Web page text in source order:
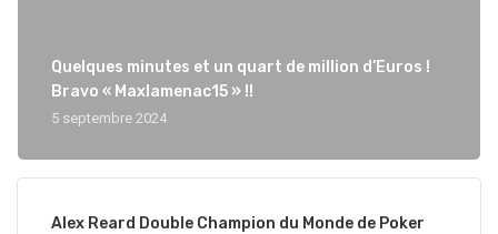
Quelques minutes et un quart de million d’Euros !
Bravo « Maxlamenac15 » !!
5 septembre 2024
Alex Reard Double Champion du Monde de Poker